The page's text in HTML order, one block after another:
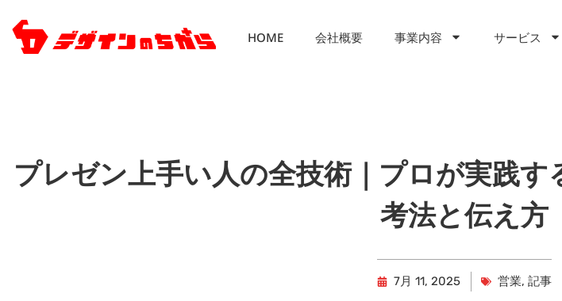
HOME 会社概要 事業内容 サービス
プレゼン上手い人の全技術｜プロが実践
考法と伝え方
7月 11, 2025 営業, 記事